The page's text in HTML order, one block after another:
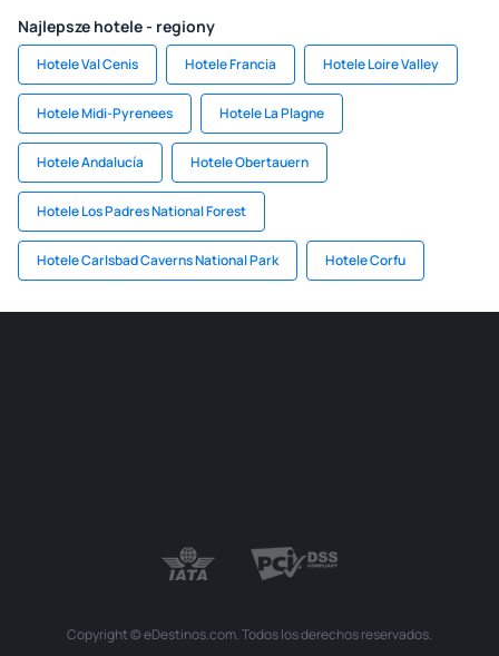
Najlepsze hotele - regiony
Hotele Val Cenis Hotele Francia Hotele Loire Valley
Hotele Midi-Pyrenees Hotele La Plagne
Hotele Andalucía Hotele Obertauern
Hotele Los Padres National Forest
Hotele Carlsbad Caverns National Park Hotele Corfu
Copyright © eDestinos.com. Todos los derechos reservados.